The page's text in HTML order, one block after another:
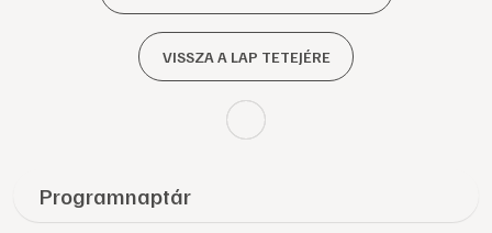
VISSZA A LAP TETEJÉRE
Programnaptár